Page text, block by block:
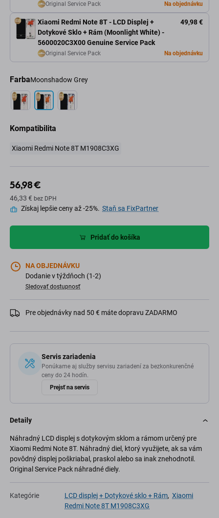
Original Service Pack Na objednávku
Xiaomi Redmi Note 8T - LCD Displej +
Dotykové Sklo + Rám (Moonlight White) -
5600020C3X00 Genuine Service Pack
49,98 €
Original Service Pack Na objednávku
FarbaMoonshadow Grey
Kompatibilita
Xiaomi Redmi Note 8T M1908C3XG
56,98 €
46,33 € bez DPH
Získaj lepšie ceny až -25%. Staň sa FixPartner
Pridať do košíka
NA OBJEDNÁVKU
Dodanie v týždňoch (1-2)
Sledovať dostupnosť
Pre objednávky nad 50 € máte dopravu ZADARMO
Servis zariadenia
Ponúkame aj služby servisu zariadení za bezkonkurenčné
ceny do 24 hodín.
Prejsť na servis
Detaily
Náhradný LCD displej s dotykovým sklom a rámom určený pre
Xiaomi Redmi Note 8T. Náhradný diel, ktorý využijete, ak sa vám
povôdný displej poškriabal, praskol alebo sa inak znehodnotil.
Original Service Pack náhradné diely.
Kategórie LCD displej + Dotykové sklo + Rám, Xiaomi
Redmi Note 8T M1908C3XG